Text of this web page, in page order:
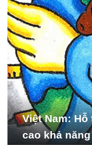
Việt Nam:
cao khả